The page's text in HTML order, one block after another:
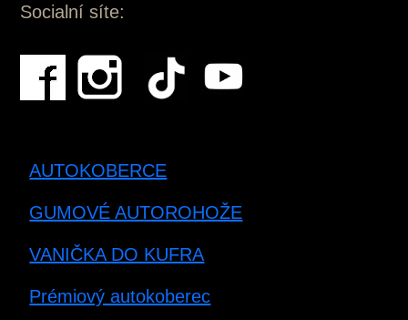
Socialní síte:
AUTOKOBERCE
GUMOVÉ AUTOROHOŽE
VANIČKA DO KUFRA
Prémiový autokoberec